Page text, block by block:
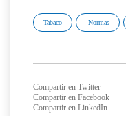
Tabaco Normas
Compartir en Twitter
Compartir en Facebook
Compartir en LinkedIn